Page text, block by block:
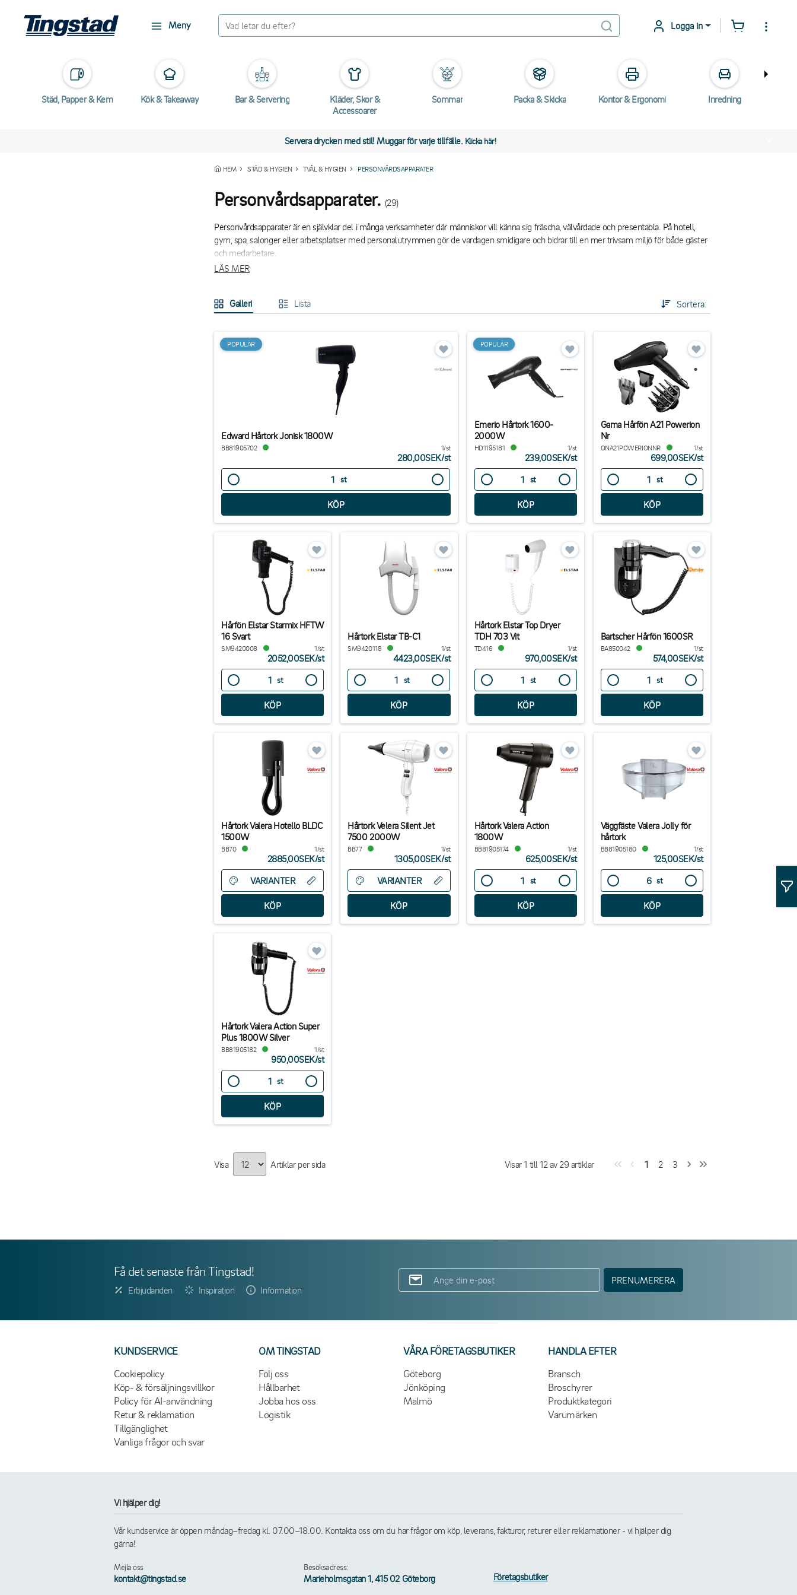
Meny Logga in
Städ, Papper & Kem Kök & Takeaway Bar & Servering
Kläder, Skor &
Accessoarer
Sommar Packa & Skicka Kontor & Ergonomi Inredning
Servera drycken med stil! Muggar för varje tillfälle. Klicka här!
HEM STÄD & HYGIEN TVÅL & HYGIEN PERSONVÅRDSAPPARATER
Personvårdsapparater. (29)
Personvårdsapparater är en självklar del i många verksamheter där människor vill känna sig fräscha, välvårdade och presentabla. På hotell,
gym, spa, salonger eller arbetsplatser med personalutrymmen gör de vardagen smidigare och bidrar till en mer trivsam miljö för både gäster
och medarbetare.
Fördelarna med att investera i personvårdsapparater för företaget är många:
Skapar en mer komplett upplevelse för gäster, kunder och medarbetare.
Bidrar till högre standard på hotellrum, spa, gym och omklädningsrum.
Ger professionella resultat med användarvänliga och driftsäkra lösningar.
Signalera omtanke om detaljerna som gör skillnad i helhetsupplevelsen.
Oavsett om syftet är att stärka gästupplevelsen, förbättra arbetsmiljön eller erbjuda extra service, är personvårdsapparater ett enkelt sätt att
LÄS MER
Galleri Lista Sortera:
POPULÄR
Edward Hårtork Jonisk 1800W
BB81905702 1/st
280,00SEK/st
st
POPULÄR
Emerio Hårtork 1600-
2000W
HD1195181 1/st
239,00SEK/st
st
Gama Hårfön A21 Powerion
Nr
ONA21POWERIONNR 1/st
699,00SEK/st
st
Hårfön Elstar Starmix HFTW
16 Svart
SM9420008 1/st
2052,00SEK/st
st
Hårtork Elstar TB-C1
SM9420118 1/st
4423,00SEK/st
st
Hårtork Elstar Top Dryer
TDH 703 Vit
TD416 1/st
970,00SEK/st
st
Bartscher Hårfön 1600SR
BA850042 1/st
574,00SEK/st
st
Hårtork Valera Hotello BLDC
1500W
BB70 1/st
2885,00SEK/st
VARIANTER
Hårtork Velera Silent Jet
7500 2000W
BB77 1/st
1305,00SEK/st
VARIANTER
Hårtork Valera Action
1800W
BB81905174 1/st
625,00SEK/st
st
Väggfäste Valera Jolly för
hårtork
BB81905180 1/st
125,00SEK/st
st
Hårtork Valera Action Super
Plus 1800W Silver
BB81905182 1/st
950,00SEK/st
st
Visa Artiklar per sida Visar1 till12av 29 artiklar 1 2 3
Få det senaste från Tingstad!
Erbjudanden Inspiration Information
PRENUMERERA
KUNDSERVICE
Cookiepolicy
Köp- & försäljningsvillkor
Policy för AI-användning
Retur & reklamation
Tillgänglighet
Vanliga frågor och svar
OM TINGSTAD
Följ oss
Hållbarhet
Jobba hos oss
Logistik
VÅRA FÖRETAGSBUTIKER
Göteborg
Jönköping
Malmö
HANDLA EFTER
Bransch
Broschyrer
Produktkategori
Varumärken
Vi hjälper dig!
Vår kundservice är öppen måndag–fredag kl. 07.00–18.00. Kontakta oss om du har frågor om köp, leverans, fakturor, returer eller reklamationer - vi hjälper dig
gärna!
Mejla oss
kontakt@tingstad.se
Besöksadress:
Marieholmsgatan 1, 415 02 Göteborg Företagsbutiker